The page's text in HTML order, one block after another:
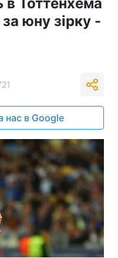
юну зірку -
нас в Google